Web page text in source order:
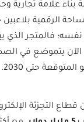
علامة تجارية
الرقمية بلاعبين
فالمتجر الذي
الآن يتموضع في
حتى 2030.
التجزئة